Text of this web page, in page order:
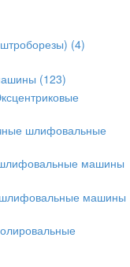
(4)
(123)
шлифовальные
машины
машины